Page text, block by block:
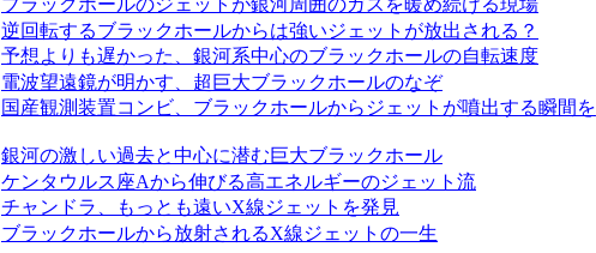
ブラックホールのジェットが銀河周囲のガスを暖め続ける現場
逆回転するブラックホールからは強いジェットが放出される？
予想よりも遅かった、銀河系中心のブラックホールの自転速度
電波望遠鏡が明かす、超巨大ブラックホールのなぞ
国産観測装置コンビ、ブラックホールからジェットが噴出する瞬間を
銀河の激しい過去と中心に潜む巨大ブラックホール
ケンタウルス座Aから伸びる高エネルギーのジェット流
チャンドラ、もっとも遠いX線ジェットを発見
ブラックホールから放射されるX線ジェットの一生